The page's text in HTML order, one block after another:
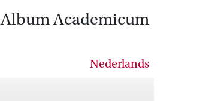
Album Academicum
Nederlands